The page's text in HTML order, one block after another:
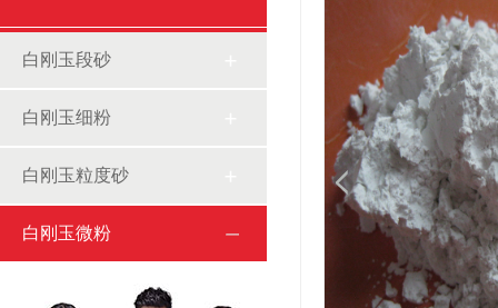
白刚玉段砂
白刚玉细粉
白刚玉粒度砂
白刚玉微粉